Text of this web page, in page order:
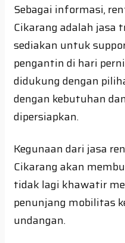
Sebagai informasi,
Cikarang adalah jasa
sediakan untuk
pengantin di hari
didukung dengan
dengan kebutuhan
dipersiapkan.
Kegunaan dari jasa
Cikarang akan
tidak lagi khawatir
penunjang mobilitas
undangan.